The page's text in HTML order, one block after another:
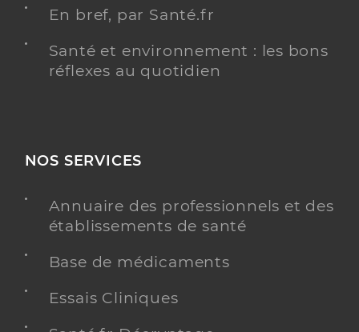
En bref, par Santé.fr
Santé et environnement : les bons
réflexes au quotidien
NOS SERVICES
Annuaire des professionnels et des
établissements de santé
Base de médicaments
Essais Cliniques